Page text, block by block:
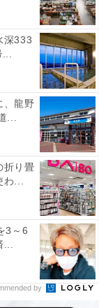
深333
、龍野
...
折り畳
...
3～6
by